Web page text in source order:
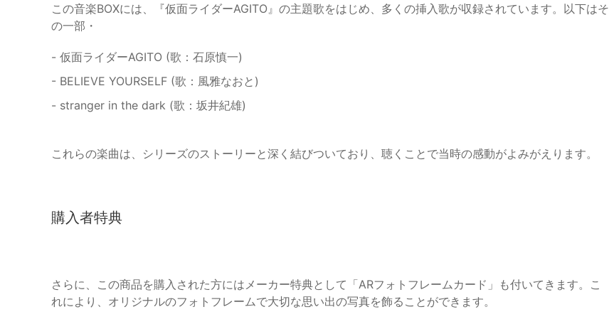
この音楽BOXには、『仮面ライダーAGITO』の主題歌をはじめ、多くの挿入歌が収録されています。以下はそ
の一部・
- 仮面ライダーAGITO (歌：石原慎一)
- BELIEVE YOURSELF (歌：風雅なおと)
- stranger in the dark (歌：坂井紀雄)
これらの楽曲は、シリーズのストーリーと深く結びついており、聴くことで当時の感動がよみがえります。
購入者特典
さらに、この商品を購入された方にはメーカー特典として「ARフォトフレームカード」も付いてきます。こ
れにより、オリジナルのフォトフレームで大切な思い出の写真を飾ることができます。